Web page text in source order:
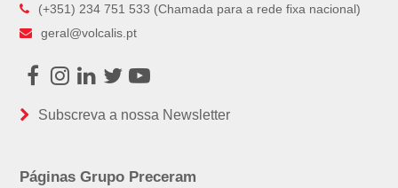
(+351) 234 751 533 (Chamada para a rede fixa nacional)
geral@volcalis.pt
Facebook
Instagram
LinkedIn
TwitterYoutube
Subscreva a nossa Newsletter
Páginas Grupo Preceram